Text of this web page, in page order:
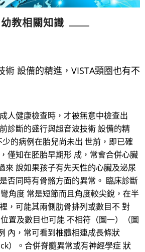
幼教相關知識
術 設備的精進，VISTA頸圈也有不
人健康檢查時，才被無意中檢查出
診斷的盛行與超音波技術 設備的精
少的病例在胎兒尚未出 世前，即已確
僅知在胚胎早期形 成，常會合併心臟
來 說如果孩子有先天性的心臟及泌尿
否同時有骨骼方面的異常。 臨床診斷
角度 常是短節而且角度較尖銳，在半
，可能其兩側肋骨排列或數目不 對
置及數目也可能 不相符（圖一）（圖
內，常可看到椎體相連成長條狀
）。合併脊髓異常或有神經學症 狀